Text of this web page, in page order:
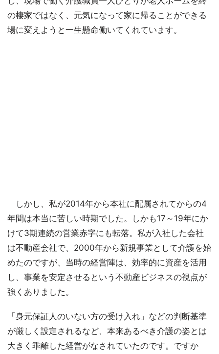
の棲家ではなく、元気になって家に帰ることができる
場に変えようと一生懸命働いてくれています。
しかし、私が2014年から本社に配属されてからの4
年間は本当に苦しい時期でした。しかも17～19年にか
けて3期連続の営業赤字にも転落。私が入社した会社
は不動産会社で、2000年から新規事業として介護を始
めたのですが、当時の経営陣は、効率的に資産を活用
し、事業を安定させるという不動産ビジネスの視点が
強くありました。
「身元保証人のいない方の受け入れ」などの判断基準
が厳しく設定されるなど、本来あるべき介護の姿とは
大きく乖離した経営がなされていたのです。ですか